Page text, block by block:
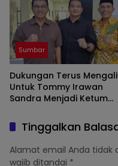
Sumbar
Dukungan Terus
Untuk Tommy Irawan
Sandra Menjadi Ketum
Tinggalkan
Alamat email Anda tidak
wajib ditandai *